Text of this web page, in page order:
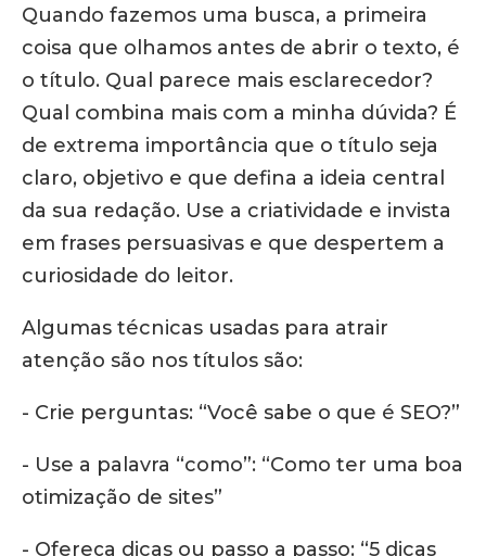
Quando fazemos uma busca, a primeira
coisa que olhamos antes de abrir o texto, é
o título. Qual parece mais esclarecedor?
Qual combina mais com a minha dúvida? É
de extrema importância que o título seja
claro, objetivo e que defina a ideia central
da sua redação. Use a criatividade e invista
em frases persuasivas e que despertem a
curiosidade do leitor.
Algumas técnicas usadas para atrair
atenção são nos títulos são:
- Crie perguntas: “Você sabe o que é SEO?”
- Use a palavra “como”: “Como ter uma boa
otimização de sites”
- Ofereça dicas ou passo a passo: “5 dicas